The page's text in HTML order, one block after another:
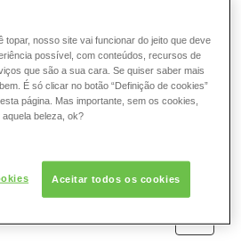
topar, nosso site vai funcionar do jeito que deve
possível, com conteúdos, recursos de
que são a sua cara. Se quiser saber mais
É só clicar no botão “Definição de cookies”
página. Mas importante, sem os cookies,
beleza, ok?
Aceitar todos os cookies